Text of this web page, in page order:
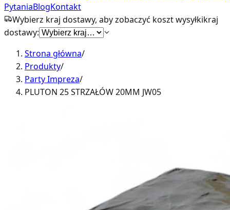
PytaniaBlogKontakt
Wybierz kraj dostawy, aby zobaczyć koszt wysyłkikraj
dostawy:
Strona główna/
Produkty/
Party Impreza/
PLUTON 25 STRZAŁÓW 20MM JW05